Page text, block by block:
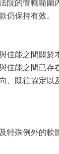
院的管轄範圍
仍保持有效。
佳能之間關於
佳能之間已存
、既往協定以
特殊例外的軟